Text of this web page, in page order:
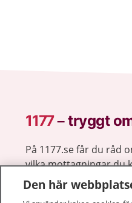
1177–tryggt
På 1177.se får du råd
vilka mottagningar du
och göra dina
sjukvårdsrådgivning
Den här